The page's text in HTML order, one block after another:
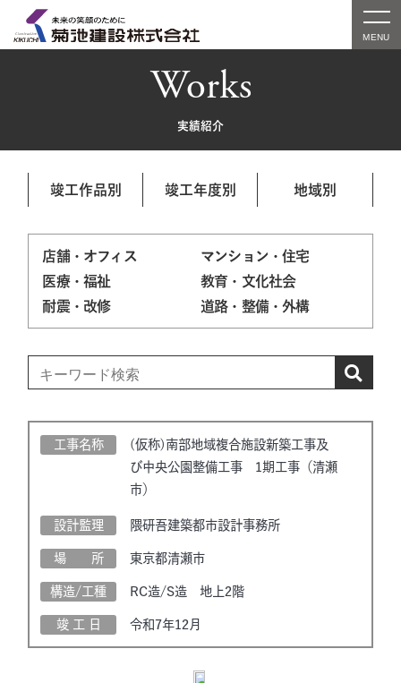
Works
実績紹介
竣工作品別 竣工年度別 地域別
店舗・オフィス
マンション・住宅
医療・福祉
教育・文化社会
耐震・改修
道路・整備・外構
工事名称
(仮称)南部地域複合施設新築工事及
び中央公園整備工事 1期工事（清瀬
市）
設計監理 隈研吾建築都市設計事務所
場 所 東京都清瀬市
構造/工種 RC造/S造 地上2階
竣 工 日 令和7年12月